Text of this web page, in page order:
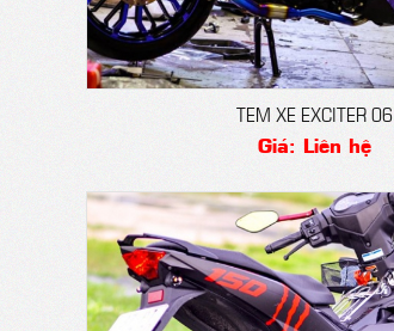
TEM XE EXCITER 06
Giá: Liên hệ